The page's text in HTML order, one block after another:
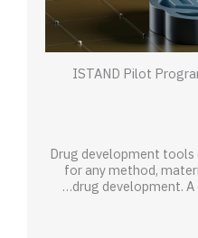
ISTAND Pilot
Drug development tools
for any method,
drug development. A